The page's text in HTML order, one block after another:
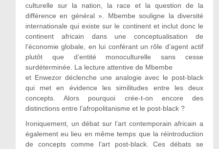
culturelle sur la nation, la race et la question de la
différence en général ». Mbembe souligne la diversité
internationale qui existe sur le continent et inclut donc le
continent africain dans une conceptualisation de
l’économie globale, en lui conférant un rôle d’agent actif
plutôt que d’entité monoculturelle sans cesse
surdéterminée. La lecture attentive de Mbembe
et Enwezor déclenche une analogie avec le post-black
qui met en évidence les similitudes entre les deux
concepts. Alors pourquoi crée-t-on encore des
distinctions entre l’afropolitanisme et le post-black ?
Ironiquement, un débat sur l’art contemporain africain a
également eu lieu en même temps que la réintroduction
de concepts comme l’art post-black. Ces débats se